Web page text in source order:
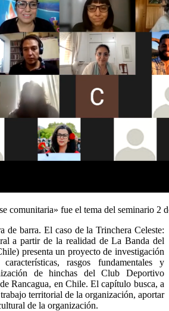
comunitaria» fue el tema del seminario 2
de barra. El caso de la Trinchera Celeste:
a partir de la realidad de La Banda del
presenta un proyecto de investigación
rasgos fundamentales y
de hinchas del Club Deportivo
Rancagua, en Chile. El capítulo busca, a
territorial de la organización, aportar
de la organización.